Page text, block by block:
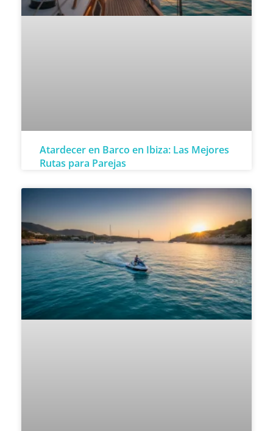
Atardecer en Barco en Ibiza: Las Mejores
Rutas para Parejas